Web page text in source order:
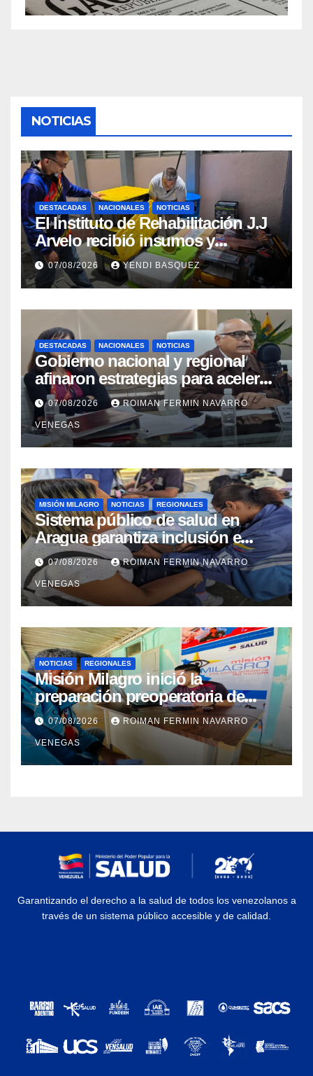
NOTICIAS
DESTACADAS NACIONALES NOTICIAS
El Instituto de Rehabilitación J.J
Arvelo recibió insumos y
herramientas para la atención de
personas con discapacidad
07/08/2026 YENDI BASQUEZ
DESTACADAS NACIONALES NOTICIAS
Gobierno nacional y regional
afinaron estrategias para acelerar
la vacunación antirrábica en el
estado Zulia
07/08/2026 ROIMAN FERMIN NAVARRO
VENEGAS
MISIÓN MILAGRO NOTICIAS REGIONALES
Sistema público de salud en
Aragua garantiza inclusión e
inmunidad para más de 480
familias mediante cuatro
abordajes asistenciales
07/08/2026 ROIMAN FERMIN NAVARRO
VENEGAS
NOTICIAS REGIONALES
Misión Milagro inició la
preparación preoperatoria de
cataratas en Cojedes
07/08/2026 ROIMAN FERMIN NAVARRO
VENEGAS
Garantizando el derecho a la salud de todos los venezolanos a
través de un sistema público accesible y de calidad.